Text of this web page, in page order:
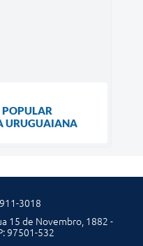
POPULAR
URUGUAIANA
3018
15 de Novembro, 1882 -
97501-532